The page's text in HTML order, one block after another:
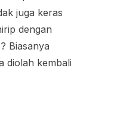
juga keras
dengan
Biasanya
diolah kembali